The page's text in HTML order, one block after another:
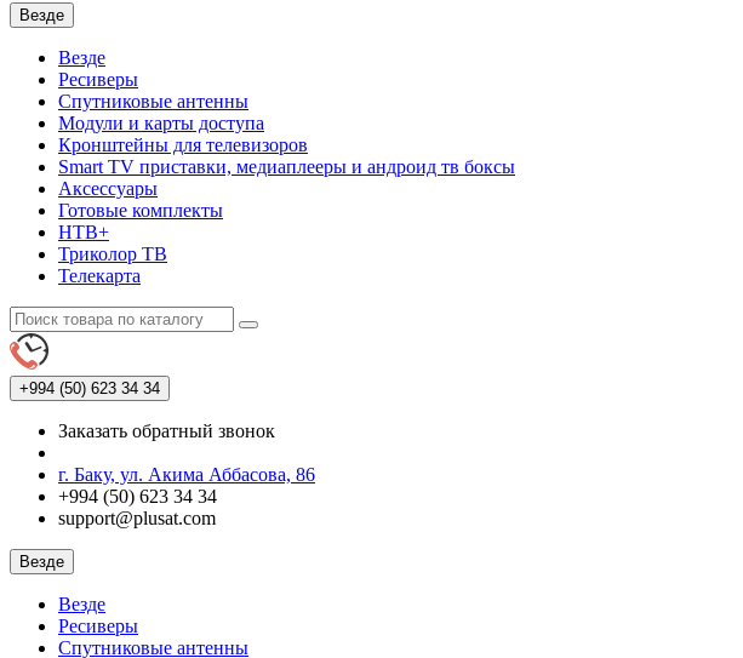
Везде
Везде
Ресиверы
Спутниковые антенны
Модули и карты доступа
Кронштейны для телевизоров
Smart TV приставки, медиаплееры и андроид тв боксы
Аксессуары
Готовые комплекты
НТВ+
Триколор ТВ
Телекарта
+994 (50) 623 34 34
Заказать обратный звонок
г. Баку, ул. Акима Аббасова, 86
+994 (50) 623 34 34
support@plusat.com
Везде
Везде
Ресиверы
Спутниковые антенны